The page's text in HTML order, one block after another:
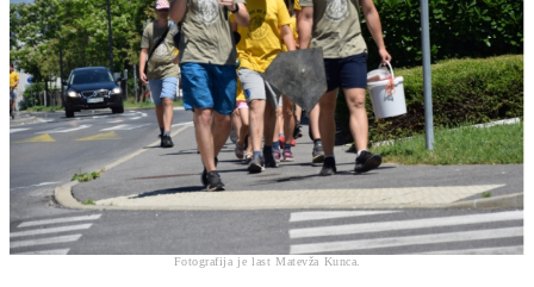
Fotografija je last Matevža Kunca.